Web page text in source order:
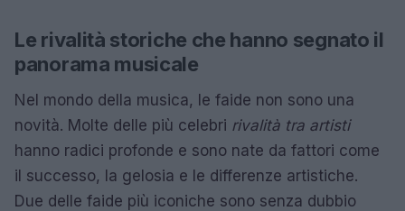
Le rivalità storiche che hanno segnato il
panorama musicale
Nel mondo della musica, le faide non sono una
novità. Molte delle più celebri rivalità tra artisti
hanno radici profonde e sono nate da fattori come
il successo, la gelosia e le differenze artistiche.
Due delle faide più iconiche sono senza dubbio